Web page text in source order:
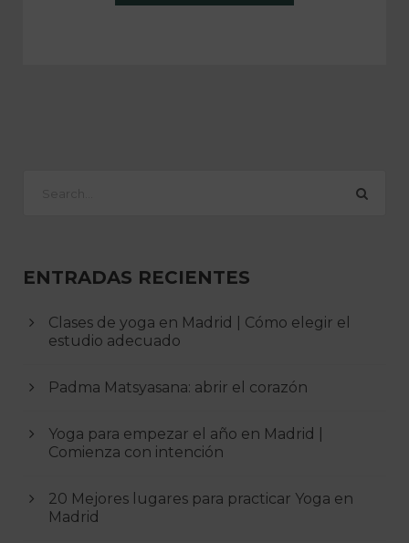
ENTRADAS RECIENTES
Clases de yoga en Madrid | Cómo elegir el
estudio adecuado
Padma Matsyasana: abrir el corazón
Yoga para empezar el año en Madrid |
Comienza con intención
20 Mejores lugares para practicar Yoga en
Madrid